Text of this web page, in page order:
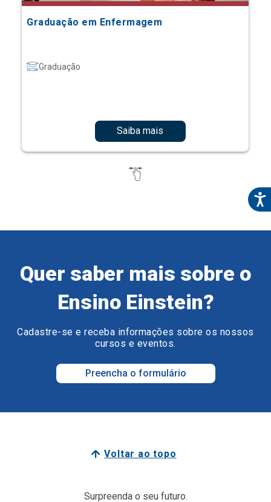
Graduação em Enfermagem
Graduação
Saiba mais
Quer saber mais sobre o
Ensino Einstein?
Cadastre-se e receba informações sobre os nossos
cursos e eventos.
Preencha o formulário
Voltar ao topo
Surpreenda o seu futuro.